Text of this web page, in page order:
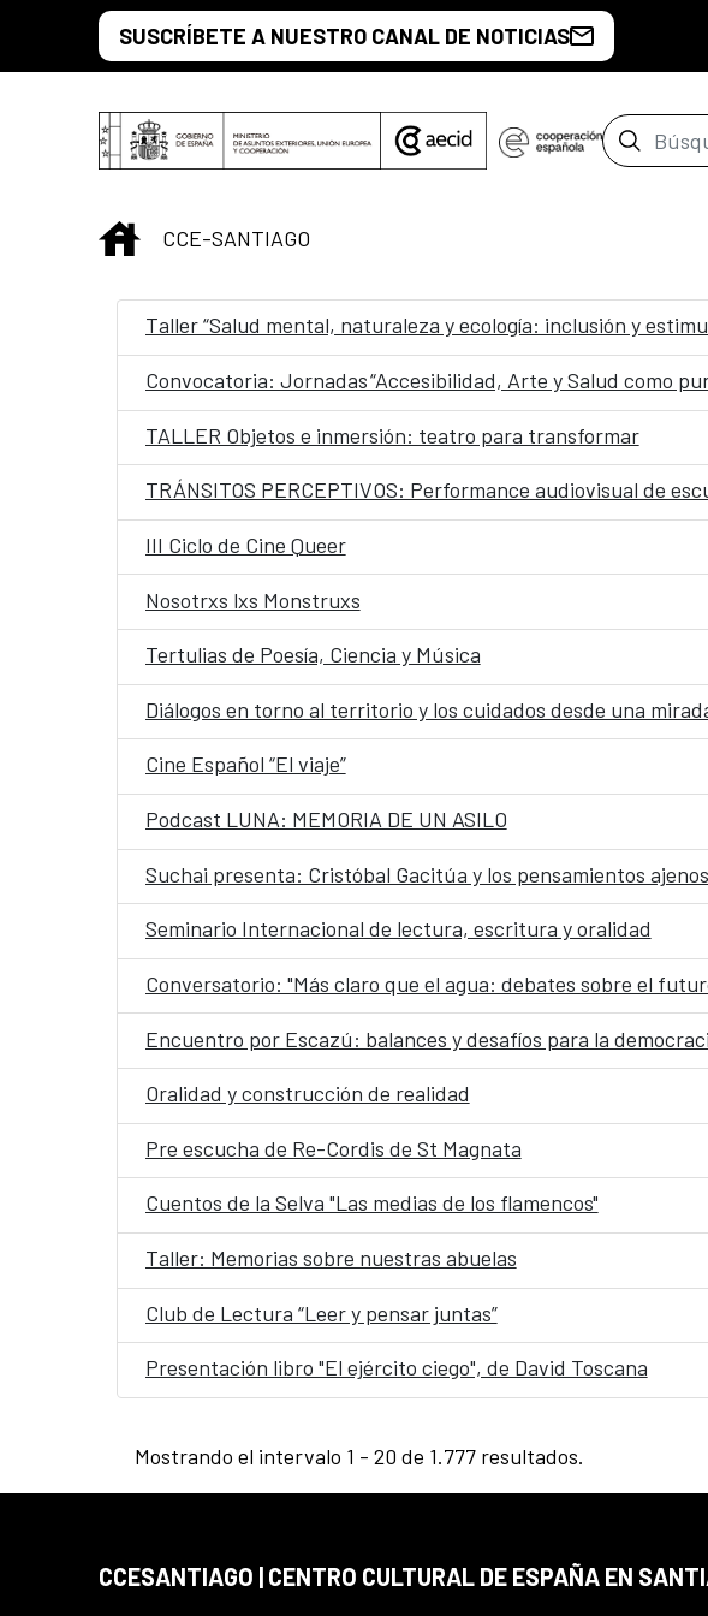
Saltar al contenido principal
SUSCRÍBETE A NUESTRO CANAL DE NOTICIAS
Barra
INICIO
CCE-SANTIAGO
Taller “Salud mental, naturaleza y ecología: inclusión y
TALLER Objetos e inmersión: teatro para transformar
TRÁNSITOS PERCEPTIVOS: Performance audiovisual de
III Ciclo de Cine Queer
Nosotrxs lxs Monstruxs
Tertulias de Poesía, Ciencia y Música
Diálogos en torno al territorio y los cuidados desde una
Cine Español “El viaje”
Podcast LUNA: MEMORIA DE UN ASILO
Suchai presenta: Cristóbal Gacitúa y los pensamientos ajenos
Seminario Internacional de lectura, escritura y oralidad
Conversatorio: "Más claro que el agua: debates sobre el
Encuentro por Escazú: balances y desafíos para la
Oralidad y construcción de realidad
Pre escucha de Re-Cordis de St Magnata
Cuentos de la Selva "Las medias de los flamencos"
Taller: Memorias sobre nuestras abuelas
Club de Lectura “Leer y pensar juntas”
Presentación libro "El ejército ciego", de David Toscana
Mostrando el intervalo 1 - 20 de 1.777 resultados.
CCESANTIAGO | CENTRO CULTURAL DE ESPAÑA EN